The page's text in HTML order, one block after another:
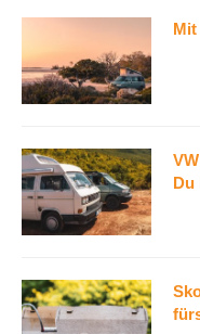
Mit
Du